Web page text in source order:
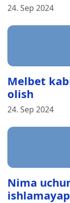
24. Sep 2024
Melbet
olish
24. Sep 2024
Nima